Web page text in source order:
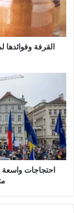
الكمية
اليومية
المسموح
بها
القرفة
في
التشيك
دعمًا
للرئيس
ورفضًا
لمرشح
متهم
بالتعاطف
احتجاجات